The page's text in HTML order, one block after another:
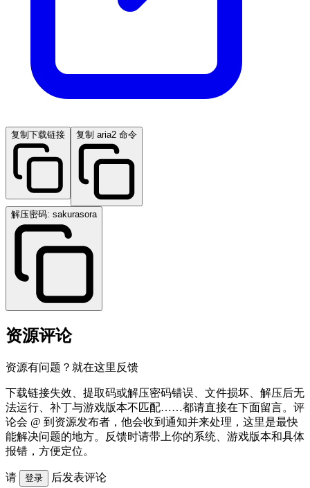
复制下载链接 复制 aria2 命令
解压密码: sakurasora
资源评论
资源有问题？就在这里反馈
下载链接失效、提取码或解压密码错误、文件损坏、解压后无
法运行、补丁与游戏版本不匹配……都请直接在下面留言。评
论会 @ 到资源发布者，他会收到通知并来处理，这里是最快
能解决问题的地方。反馈时请带上你的系统、游戏版本和具体
报错，方便定位。
请 登录 后发表评论